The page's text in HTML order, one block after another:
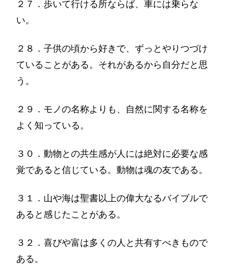
２７．歩いて行ける所ならば、車には乗らな
い。
２８．子供の頃から好きで、ずっとやりつづけ
ていることがある。それがあるから自分だと思
う。
２９．モノの名称よりも、自然に関する名称を
よく知っている。
３０．動物との共生感が人には絶対に必要な感
覚であると信じている。動物は魂の友である。
３１．山や海は聖書以上の偉大なるバイブルで
あると感じたことがある。
３２．喜びや富は多くの人と共有すべきもので
ある。